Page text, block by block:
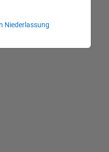
Niederlassung